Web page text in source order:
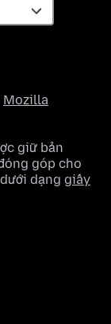
Mozilla
giữ bản
góp cho
dạng giấy